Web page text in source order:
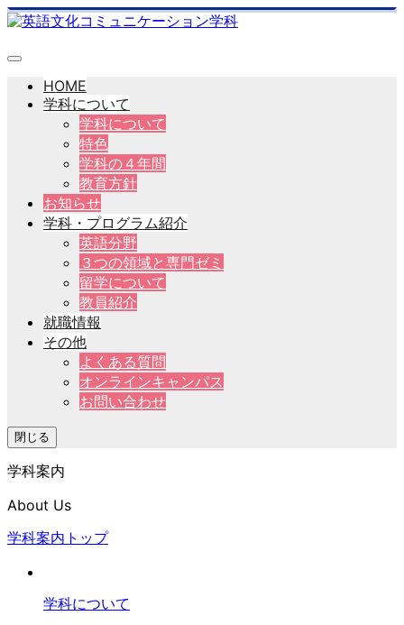
HOME
学科について
学科について
特色
学科の４年間
教育方針
お知らせ
学科・プログラム紹介
英語分野
３つの領域と専門ゼミ
留学について
教員紹介
就職情報
その他
よくある質問
オンラインキャンパス
お問い合わせ
閉じる
学科案内
About Us
学科案内トップ
学科について